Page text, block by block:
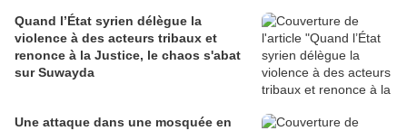
Quand l’État syrien délègue la
violence à des acteurs tribaux et
renonce à la Justice, le chaos s'abat
sur Suwayda
Une attaque dans une mosquée en